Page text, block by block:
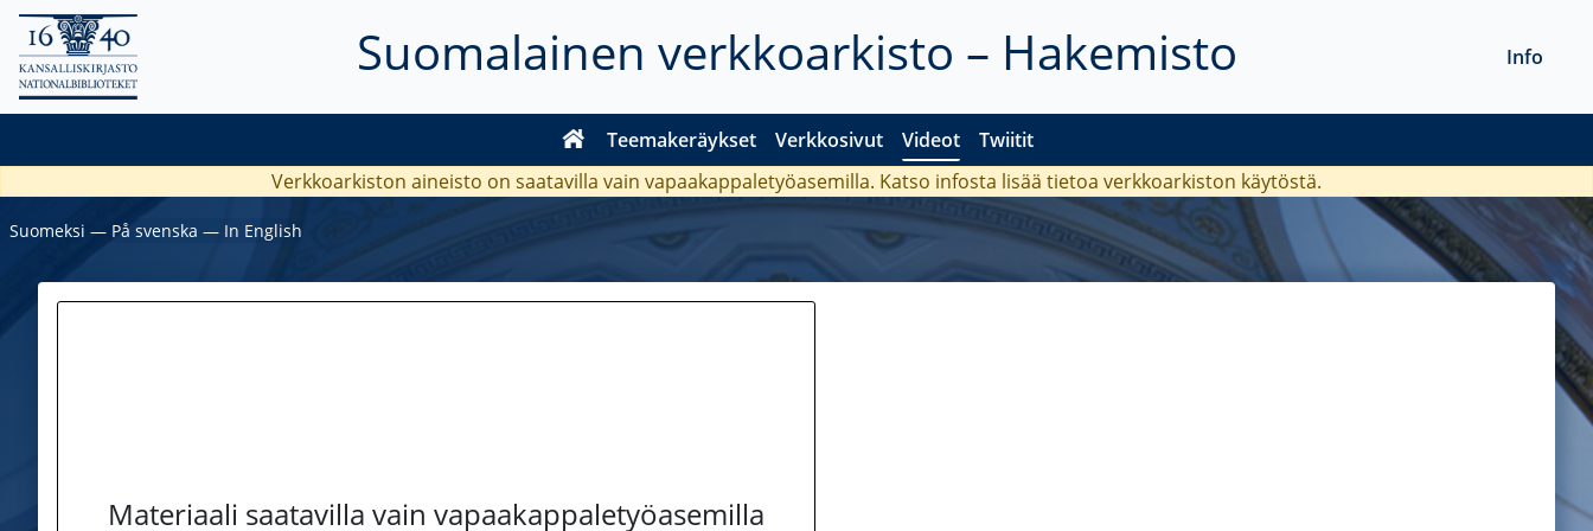
Suomalainen verkkoarkisto – Hakemisto
Teemakeräykset Verkkosivut Videot Twiitit
Info
Verkkoarkiston aineisto on saatavilla vain vapaakappaletyöasemilla. Katso infosta lisää tietoa verkkoarkiston käytöstä.
Suomeksi ― På svenska ― In English
Materiaali saatavilla vain vapaakappaletyöasemilla